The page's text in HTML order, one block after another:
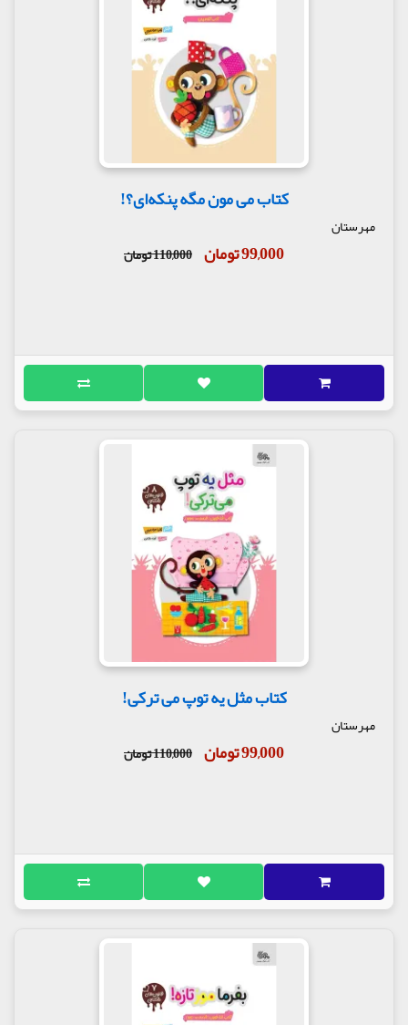
کتاب می مون مگه پنکه‌‌ای؟!
مهرستان
99,000 تومان 110,000 تومان
کتاب مثل یه توپ می ترکی!
مهرستان
99,000 تومان 110,000 تومان